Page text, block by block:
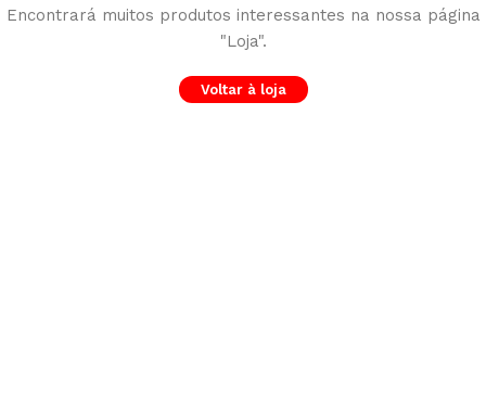
Encontrará muitos produtos interessantes na nossa página
"Loja".
Voltar à loja